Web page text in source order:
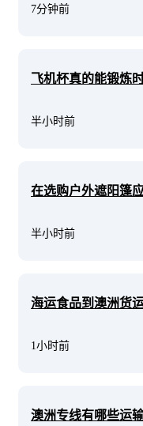
7分钟前
飞机杯真的能锻炼
半小时前
在选购户外遮阳篷
半小时前
海运食品到澳洲货
1小时前
澳洲专线有哪些运